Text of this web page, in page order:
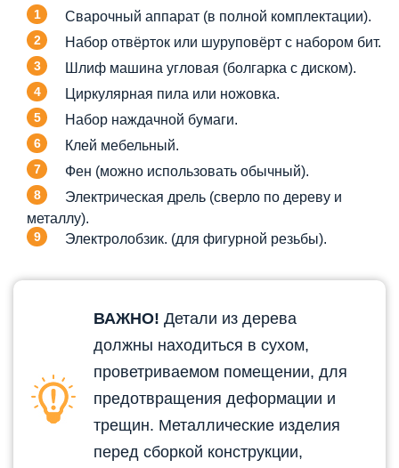
Сварочный аппарат (в полной комплектации).
Набор отвёрток или шуруповёрт с набором бит.
Шлиф машина угловая (болгарка с диском).
Циркулярная пила или ножовка.
Набор наждачной бумаги.
Клей мебельный.
Фен (можно использовать обычный).
Электрическая дрель (сверло по дереву и
металлу).
Электролобзик. (для фигурной резьбы).
ВАЖНО! Детали из дерева
должны находиться в сухом,
проветриваемом помещении, для
предотвращения деформации и
трещин. Металлические изделия
перед сборкой конструкции,